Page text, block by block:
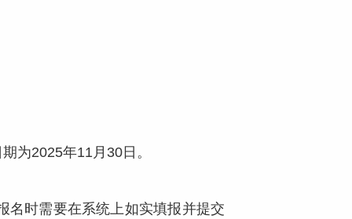
2025年11月30日。
时需要在系统上如实填报并提交